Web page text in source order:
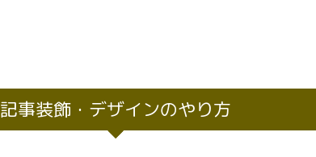
記事装飾・デザインのやり方